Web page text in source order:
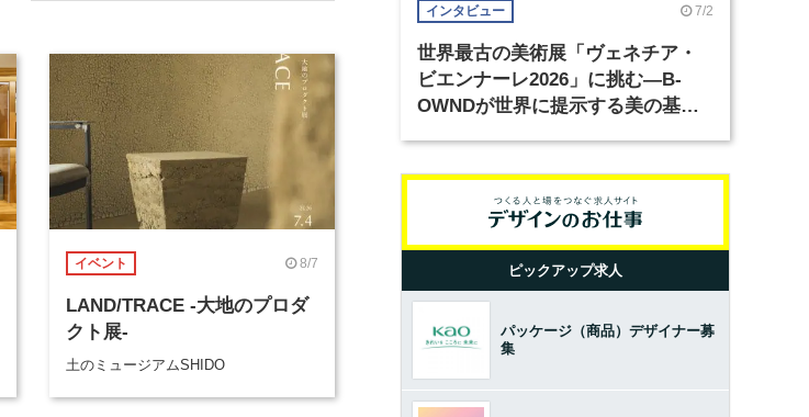
イベント 8/7
LAND/TRACE -大地のプロダ
クト展-
土のミュージアムSHIDO
インタビュー 7/2
世界最古の美術展「ヴェネチア・
ビエンナーレ2026」に挑む―B-
OWNDが世界に提示する美の基準
ピックアップ求人
パッケージ（商品）デザイナー募
集